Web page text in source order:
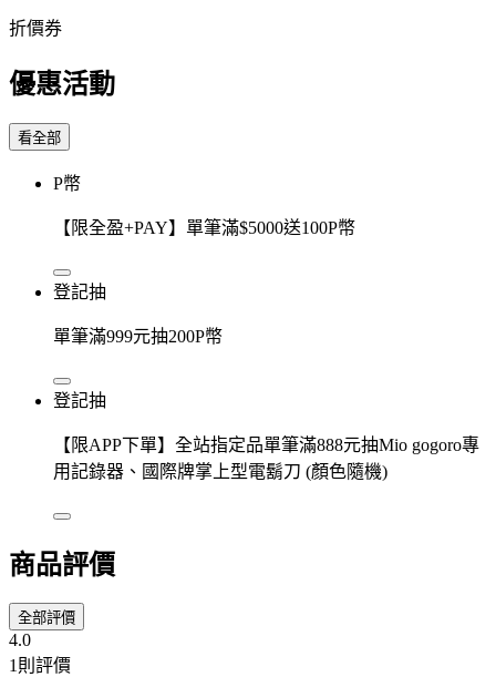
折價券
優惠活動
看全部
P幣
【限全盈+PAY】單筆滿$5000送100P幣
登記抽
單筆滿999元抽200P幣
登記抽
【限APP下單】全站指定品單筆滿888元抽Mio gogoro專
用記錄器、國際牌掌上型電鬍刀 (顏色隨機)
商品評價
全部評價
4.0
1則評價